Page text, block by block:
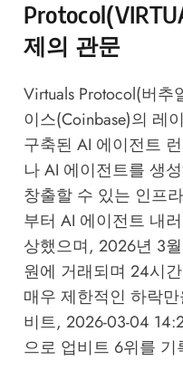
제의 관문
Virtuals Protocol(버
이스(Coinbase)의 레
구축된 AI 에이전트
나 AI 에이전트를 생
창출할 수 있는 인프
부터 AI 에이전트 내
상했으며, 2026년 3
원에 거래되며 24시
매우 제한적인 하락
비트, 2026-03-04
으로 업비트 6위를 기